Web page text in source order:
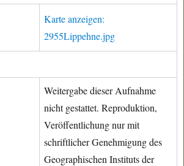
Karte anzeigen:
2955Lippehne.jpg
Weitergabe dieser Aufnahme
nicht gestattet. Reproduktion,
Veröffentlichung nur mit
schriftlicher Genehmigung des
Geographischen Instituts der